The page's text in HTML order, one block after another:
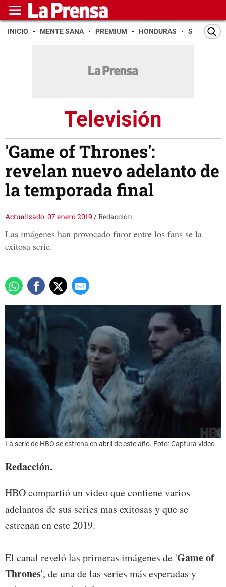
INICIO MENTE SANA PREMIUM HONDURAS SAN PEDRO
Televisión
'Game of Thrones':
revelan nuevo adelanto de
la temporada final
Actualizado: 07 enero 2019 /Redacción
Las imágenes han provocado furor entre los fans se la
exitosa serie.
La serie de HBO se estrena en abril de este año. Foto: Captura video
Redacción.
HBO compartió un video que contiene varios
adelantos de sus series mas exitosas y que se
estrenan en este 2019.
El canal reveló las primeras imágenes de 'Game of
Thrones', de una de las series más esperadas y